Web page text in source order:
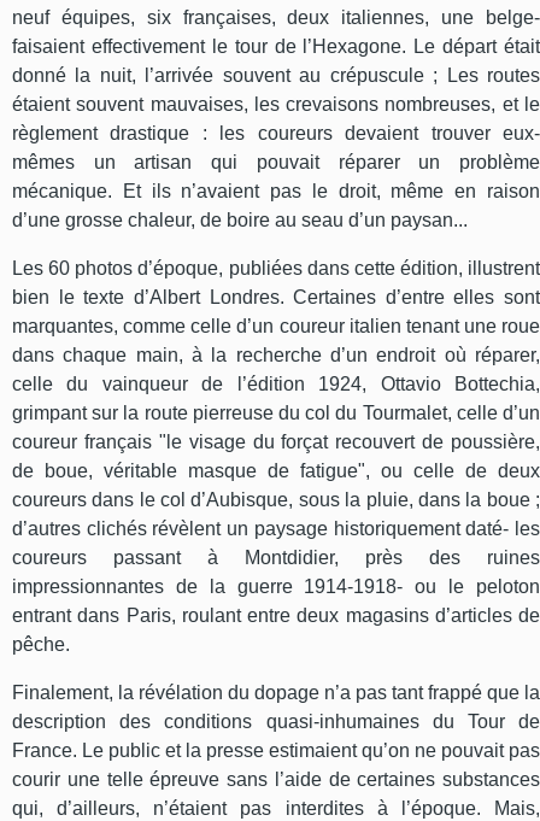
neuf équipes, six françaises, deux italiennes, une belge-
faisaient effectivement le tour de l’Hexagone. Le départ était
donné la nuit, l’arrivée souvent au crépuscule ; Les routes
étaient souvent mauvaises, les crevaisons nombreuses, et le
règlement drastique : les coureurs devaient trouver eux-
mêmes un artisan qui pouvait réparer un problème
mécanique. Et ils n’avaient pas le droit, même en raison
d’une grosse chaleur, de boire au seau d’un paysan...
Les 60 photos d’époque, publiées dans cette édition, illustrent
bien le texte d’Albert Londres. Certaines d’entre elles sont
marquantes, comme celle d’un coureur italien tenant une roue
dans chaque main, à la recherche d’un endroit où réparer,
celle du vainqueur de l’édition 1924, Ottavio Bottechia,
grimpant sur la route pierreuse du col du Tourmalet, celle d’un
coureur français "le visage du forçat recouvert de poussière,
de boue, véritable masque de fatigue", ou celle de deux
coureurs dans le col d’Aubisque, sous la pluie, dans la boue ;
d’autres clichés révèlent un paysage historiquement daté- les
coureurs passant à Montdidier, près des ruines
impressionnantes de la guerre 1914-1918- ou le peloton
entrant dans Paris, roulant entre deux magasins d’articles de
pêche.
Finalement, la révélation du dopage n’a pas tant frappé que la
description des conditions quasi-inhumaines du Tour de
France. Le public et la presse estimaient qu’on ne pouvait pas
courir une telle épreuve sans l’aide de certaines substances
qui, d’ailleurs, n’étaient pas interdites à l’époque. Mais,